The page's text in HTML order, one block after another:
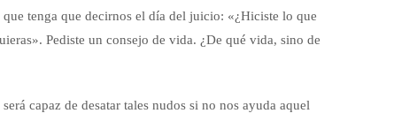
tenga que decirnos el día del juicio: «¿Hiciste lo que
Pediste un consejo de vida. ¿De qué vida, sino de
capaz de desatar tales nudos si no nos ayuda aquel